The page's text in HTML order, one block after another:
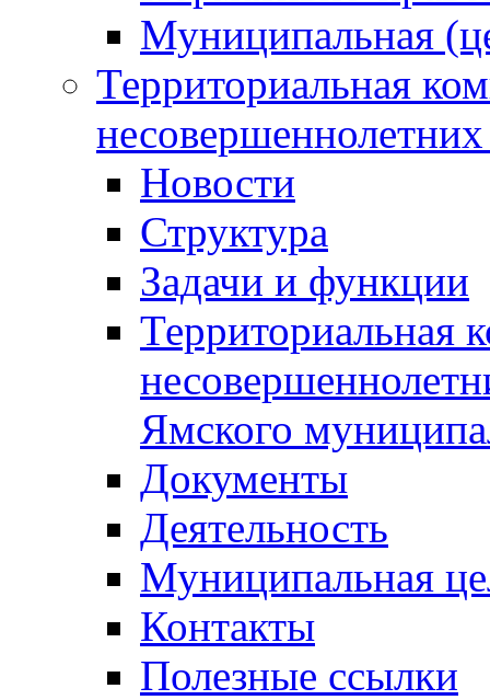
Муниципальная
Территориальная
Новости
Структура
Задачи и функции
Территориальная
Ямского
Документы
Деятельность
Муниципальная
Контакты
Полезные ссылки